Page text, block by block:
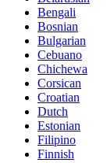
Bengali
Bosnian
Bulgarian
Cebuano
Chichewa
Corsican
Croatian
Dutch
Estonian
Filipino
Finnish